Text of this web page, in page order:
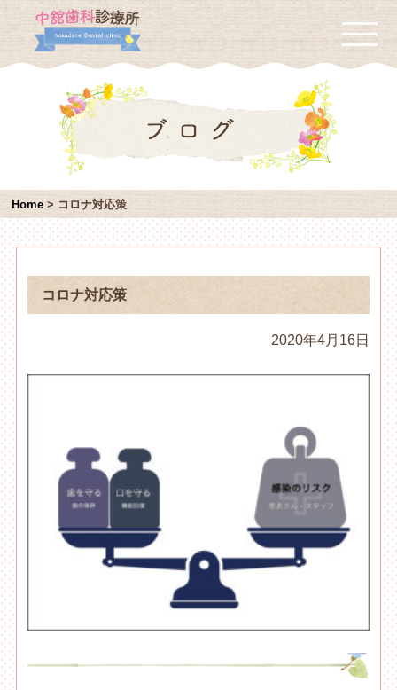
Home > コロナ対応策
コロナ対応策
2020年4月16日